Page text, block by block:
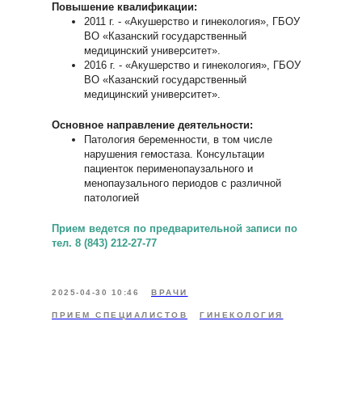
Повышение квалификации:
2011 г. - «Акушерство и гинекология», ГБОУ
ВО «Казанский государственный
медицинский университет».
2016 г. - «Акушерство и гинекология», ГБОУ
ВО «Казанский государственный
медицинский университет».
Основное направление деятельности:
Патология беременности, в том числе
нарушения гемостаза. Консультации
пациенток перименопаузального и
менопаузального периодов с различной
патологией
Прием ведется по предварительной записи по
тел. 8 (843) 212-27-77
2025-04-30 10:46 ВРАЧИ
ПРИЕМ СПЕЦИАЛИСТОВ ГИНЕКОЛОГИЯ